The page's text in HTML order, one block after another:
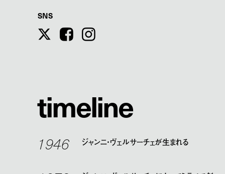
SNS
timeline
1946 ジャンニ・ヴェルサーチェが生まれる